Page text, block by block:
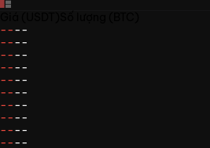
----
----
----
----
----
----
----
----
----
----